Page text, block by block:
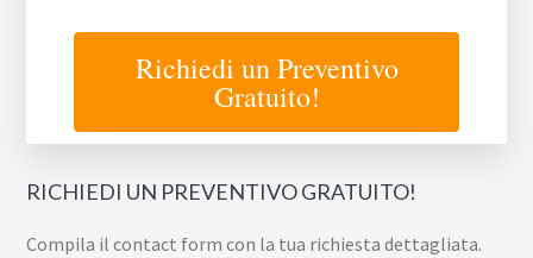
Richiedi un Preventivo
Gratuito!
RICHIEDI UN PREVENTIVO GRATUITO!
Compila il contact form con la tua richiesta dettagliata.